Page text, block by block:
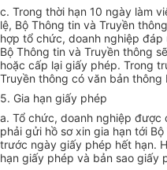
c. Trong thời hạn 10 ngày làm
lệ, Bộ Thông tin và Truyền
hợp tổ chức, doanh nghiệp
Bộ Thông tin và Truyền thông
hoặc cấp lại giấy phép. Trong
Truyền thông có văn bản thông
5. Gia hạn giấy phép
a. Tổ chức, doanh nghiệp
phải gửi hồ sơ xin gia hạn tới
trước ngày giấy phép hết hạn.
hạn giấy phép và bản sao giấy